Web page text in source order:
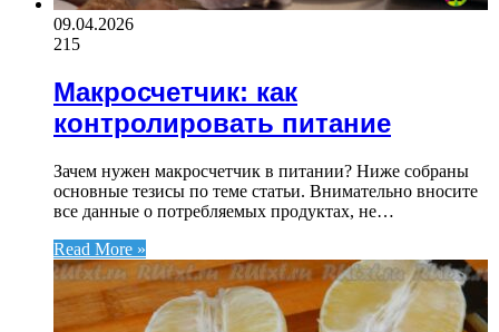
09.04.2026
215
Макросчетчик: как
контролировать питание
Зачем нужен макросчетчик в питании? Ниже собраны
основные тезисы по теме статьи. Внимательно вносите
все данные о потребляемых продуктах, не…
Read More »